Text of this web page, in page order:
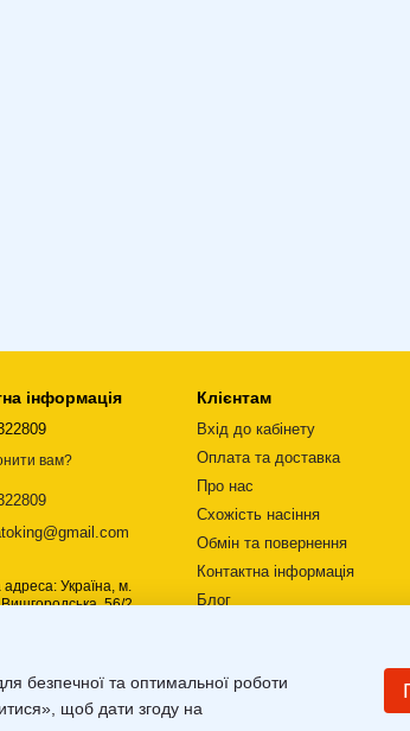
інформація
вам?
Україна, м.
Вишгородська, 56/2,
Клієнтам
Вхід до кабінету
Оплата та доставка
Про нас
Схожість насіння
Обмін та повернення
Контактна інформація
Блог
Мапа сайту
безпечної та оптимальної роботи
щоб дати згоду на